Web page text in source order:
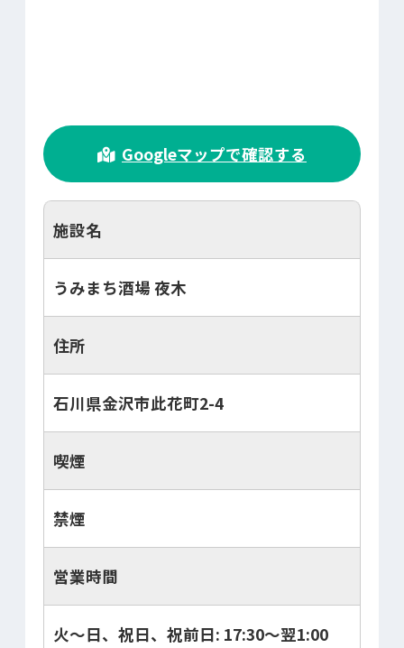
Googleマップで確認する
施設名
うみまち酒場 夜木
住所
石川県金沢市此花町2-4
喫煙
禁煙
営業時間
火～日、祝日、祝前日: 17:30～翌1:00